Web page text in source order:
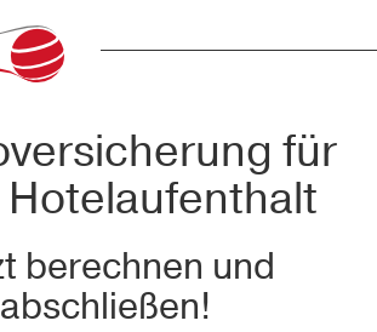
für
Hotelaufenthalt
berechnen und
abschließen!